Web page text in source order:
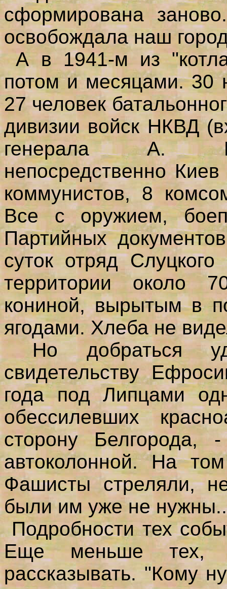
сформирована
освобождала наш
А в 1941-м из
потом и месяцами. 30
27 человек
дивизии войск НКВД
генерала А.
непосредственно
коммунистов, 8
Все с оружием,
Партийных
суток отряд
территории около
кониной, вырытым в
ягодами. Хлеба не
Но добраться
свидетельству
года под Липцами
обессилевших
сторону Белгорода,
автоколонной. На
Фашисты стреляли,
были им уже не
Подробности тех
Еще меньше тех,
рассказывать. "Кому